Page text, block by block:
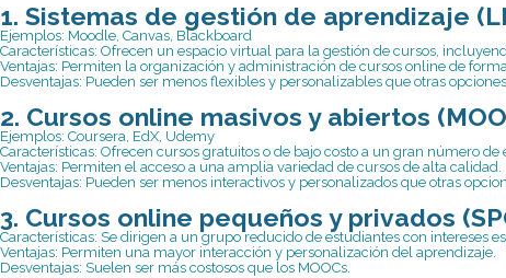
1. Sistemas de gestión de aprendizaje
Ejemplos: Moodle, Canvas, Blackboard
Características: Ofrecen un espacio virtual para la gestión de cursos,
Ventajas: Permiten la organización y administración de cursos online de
Desventajas: Pueden ser menos flexibles y personalizables que otras
2. Cursos online masivos y abiertos
Ejemplos: Coursera, EdX, Udemy
Características: Ofrecen cursos gratuitos o de bajo costo a un gran número de
Ventajas: Permiten el acceso a una amplia variedad de cursos de alta calidad.
Desventajas: Pueden ser menos interactivos y personalizados que otras
3. Cursos online pequeños y privados
Características: Se dirigen a un grupo reducido de estudiantes con intereses
Ventajas: Permiten una mayor interacción y personalización del aprendizaje.
Desventajas: Suelen ser más costosos que los MOOCs.